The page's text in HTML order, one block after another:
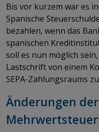
Bis vor kurzem war es
Spanische
bezahlen, wenn das
spanischen
soll es nun möglich
Lastschrift von einem
SEPA-Zahlungsraums
Änderungen der